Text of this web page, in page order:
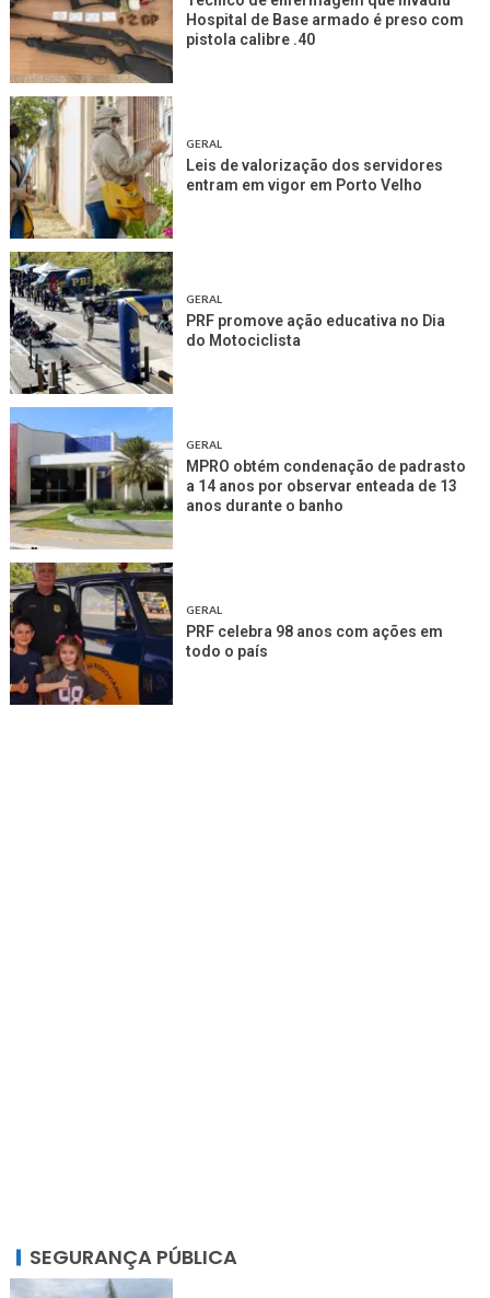
Hospital de Base armado é preso com
pistola calibre .40
GERAL
Leis de valorização dos servidores
entram em vigor em Porto Velho
GERAL
PRF promove ação educativa no Dia
do Motociclista
GERAL
MPRO obtém condenação de padrasto
a 14 anos por observar enteada de 13
anos durante o banho
GERAL
PRF celebra 98 anos com ações em
todo o país
SEGURANÇA PÚBLICA